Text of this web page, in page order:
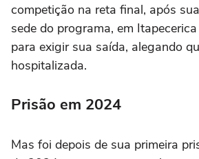
competição na reta final, após
sede do programa, em
para exigir sua saída, alegando
hospitalizada.
Prisão em 2024
Mas foi depois de sua primeira